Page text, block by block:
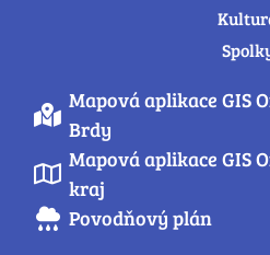
Mapová aplikace GIS
Brdy
Mapová aplikace GIS
kraj
Povodňový plán